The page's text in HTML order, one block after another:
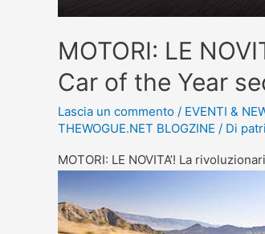
MOTORI: LE
Car of the Year
Lascia un commento / EVENTI &
THEWOGUE.NET BLOGZINE / Di
MOTORI: LE NOVITA’! La